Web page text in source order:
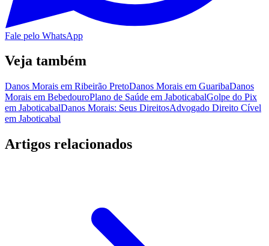
Fale pelo WhatsApp
Veja também
Danos Morais em Ribeirão PretoDanos Morais em GuaribaDanos
Morais em BebedouroPlano de Saúde em JaboticabalGolpe do Pix
em JaboticabalDanos Morais: Seus DireitosAdvogado Direito Cível
em Jaboticabal
Artigos relacionados